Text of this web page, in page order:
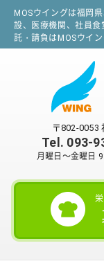
MOSウイングは福岡
設、医療機関、社員
託・請負はMOSウイ
〒802-0053
Tel. 093-
月曜日～金曜日